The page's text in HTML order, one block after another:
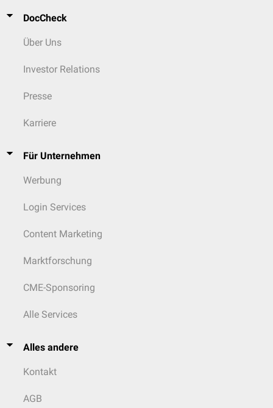
DocCheck
Über Uns
Investor Relations
Presse
Karriere
Für Unternehmen
Werbung
Login Services
Content Marketing
Marktforschung
CME-Sponsoring
Alle Services
Alles andere
Kontakt
AGB